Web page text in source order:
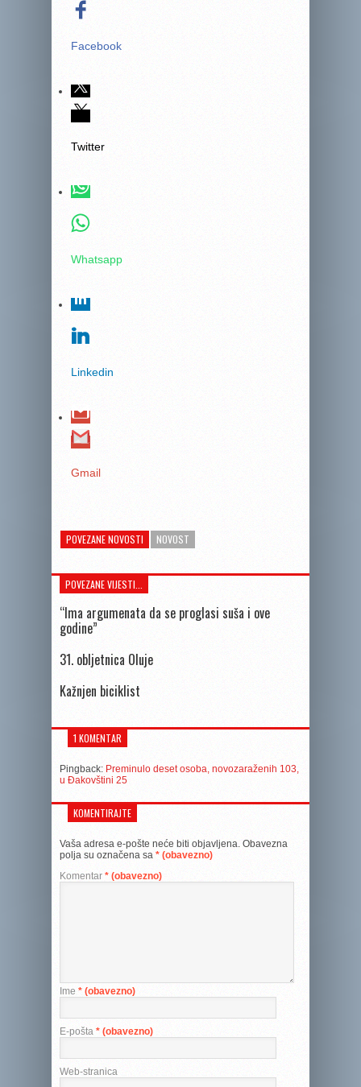
Facebook
Twitter
Whatsapp
Linkedin
Gmail
POVEZANE NOVOSTI NOVOST
POVEZANE VIJESTI...
“Ima argumenata da se proglasi suša i ove
godine”
31. obljetnica Oluje
Kažnjen biciklist
1 KOMENTAR
Pingback: Preminulo deset osoba, novozaraženih 103,
u Đakovštini 25
KOMENTIRAJTE
Vaša adresa e-pošte neće biti objavljena. Obavezna
polja su označena sa * (obavezno)
Komentar * (obavezno)
Ime * (obavezno)
E-pošta * (obavezno)
Web-stranica